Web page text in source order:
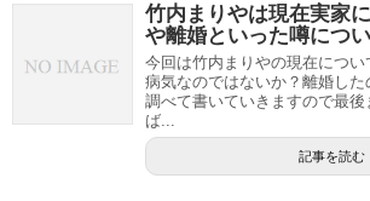
竹内まりやは現在実家
や離婚といった噂につ
今回は竹内まりやの現在につい
病気なのではないか？離婚した
調べて書いていきますので最
ば...
記事を読む